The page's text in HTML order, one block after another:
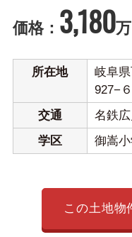
価格： 3,180
所在地
岐阜
927−６
交通
名鉄
学区
御嵩
この土地物